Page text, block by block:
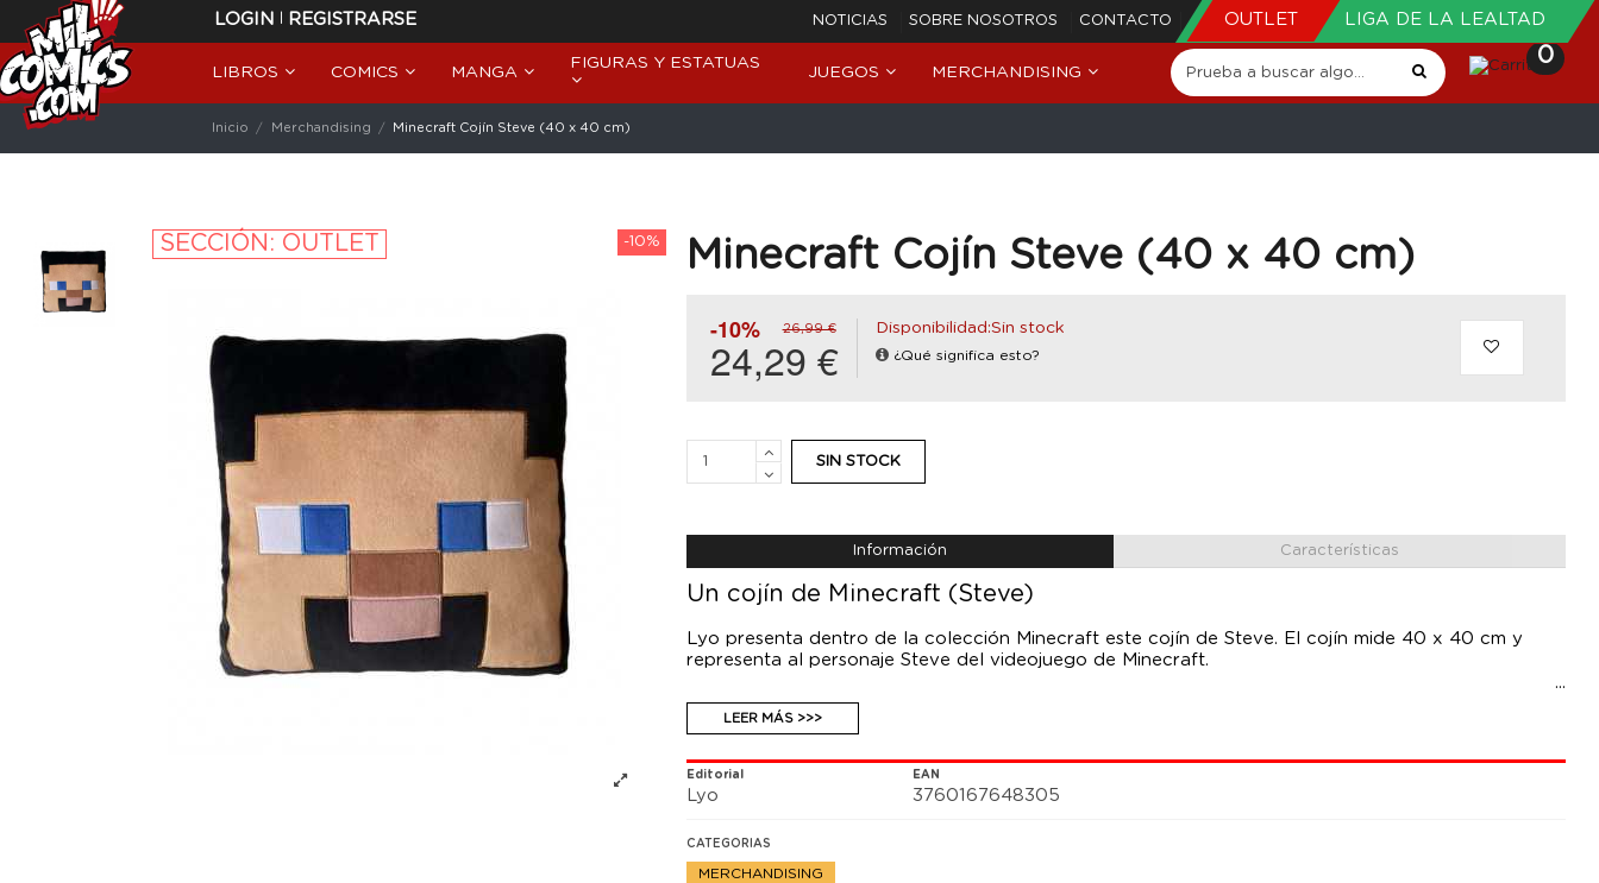
LOGIN | REGISTRARSE NOTICIAS SOBRE NOSOTROS CONTACTO OUTLET LIGA DE LA LEALTAD
LIBROS COMICS MANGA
FIGURAS Y ESTATUAS
JUEGOS MERCHANDISING
0
Inicio Merchandising Minecraft Cojín Steve (40 x 40 cm)
-10%
SECCIÓN: OUTLET Minecraft Cojín Steve (40 x 40 cm)
-10% 26,99 €
24,29 €
Disponibilidad:Sin stock
¿Qué significa esto?
SIN STOCK
Información Características
Un cojín de Minecraft (Steve)
Lyo presenta dentro de la colección Minecraft este cojín de Steve. El cojín mide 40 x 40 cm y
representa al personaje Steve del videojuego de Minecraft.
LEER MÁS >>>
Editorial
Lyo
EAN
3760167648305
CATEGORIAS
MERCHANDISING